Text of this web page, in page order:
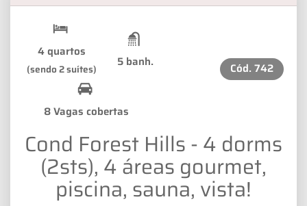
4 quartos
(sendo 2 suítes) 5 banh.
8 Vagas cobertas
Cód. 742
Cond Forest Hills - 4 dorms
(2sts), 4 áreas gourmet,
piscina, sauna, vista!